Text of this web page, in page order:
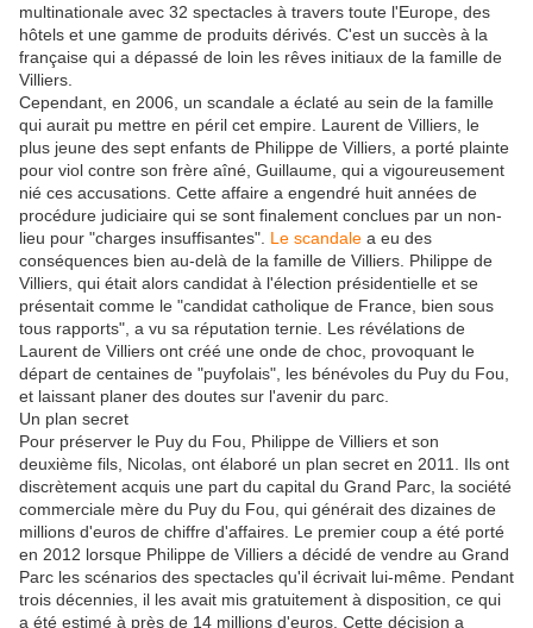
multinationale avec 32 spectacles à travers toute l'Europe, des
hôtels et une gamme de produits dérivés. C'est un succès à la
française qui a dépassé de loin les rêves initiaux de la famille de
Villiers.
Cependant, en 2006, un scandale a éclaté au sein de la famille
qui aurait pu mettre en péril cet empire. Laurent de Villiers, le
plus jeune des sept enfants de Philippe de Villiers, a porté plainte
pour viol contre son frère aîné, Guillaume, qui a vigoureusement
nié ces accusations. Cette affaire a engendré huit années de
procédure judiciaire qui se sont finalement conclues par un non-
lieu pour "charges insuffisantes". Le scandale a eu des
conséquences bien au-delà de la famille de Villiers. Philippe de
Villiers, qui était alors candidat à l'élection présidentielle et se
présentait comme le "candidat catholique de France, bien sous
tous rapports", a vu sa réputation ternie. Les révélations de
Laurent de Villiers ont créé une onde de choc, provoquant le
départ de centaines de "puyfolais", les bénévoles du Puy du Fou,
et laissant planer des doutes sur l'avenir du parc.
Un plan secret
Pour préserver le Puy du Fou, Philippe de Villiers et son
deuxième fils, Nicolas, ont élaboré un plan secret en 2011. Ils ont
discrètement acquis une part du capital du Grand Parc, la société
commerciale mère du Puy du Fou, qui générait des dizaines de
millions d'euros de chiffre d'affaires. Le premier coup a été porté
en 2012 lorsque Philippe de Villiers a décidé de vendre au Grand
Parc les scénarios des spectacles qu'il écrivait lui-même. Pendant
trois décennies, il les avait mis gratuitement à disposition, ce qui
a été estimé à près de 14 millions d'euros. Cette décision a